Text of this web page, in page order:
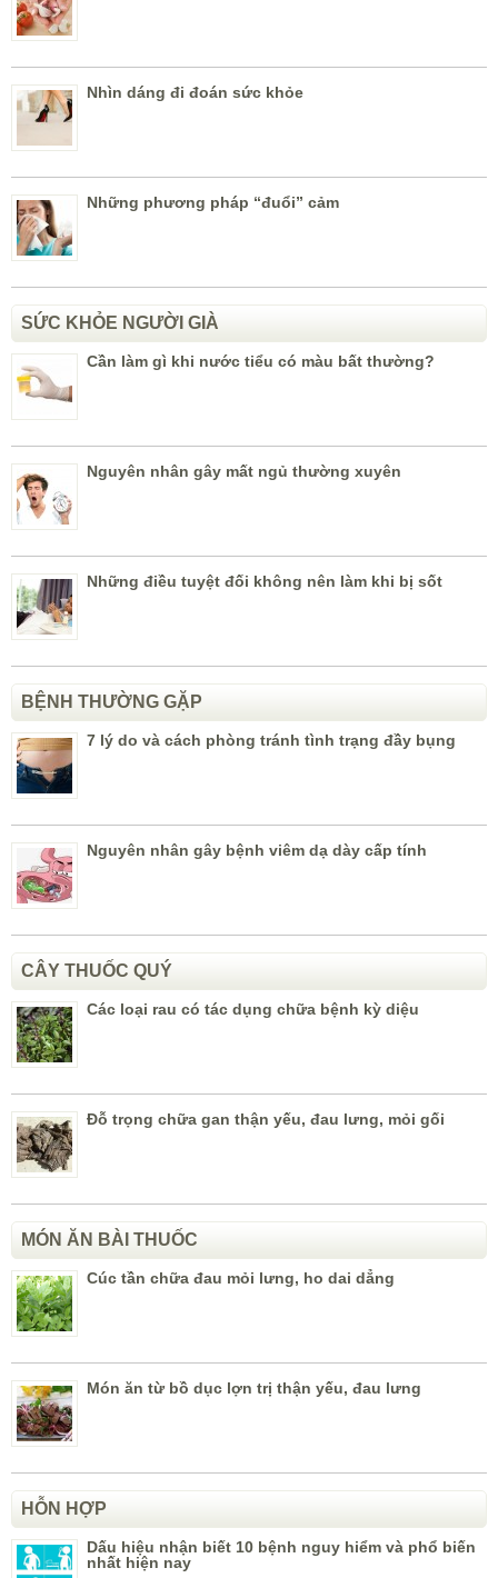
Nhìn dáng đi đoán sức khỏe
Những phương pháp “đuổi” cảm
SỨC KHỎE NGƯỜI GIÀ
Cần làm gì khi nước tiểu có màu bất thường?
Nguyên nhân gây mất ngủ thường xuyên
Những điều tuyệt đối không nên làm khi bị sốt
BỆNH THƯỜNG GẶP
7 lý do và cách phòng tránh tình trạng đầy bụng
Nguyên nhân gây bệnh viêm dạ dày cấp tính
CÂY THUỐC QUÝ
Các loại rau có tác dụng chữa bệnh kỳ diệu
Đỗ trọng chữa gan thận yếu, đau lưng, mỏi gối
MÓN ĂN BÀI THUỐC
Cúc tần chữa đau mỏi lưng, ho dai dẳng
Món ăn từ bồ dục lợn trị thận yếu, đau lưng
HỖN HỢP
Dấu hiệu nhận biết 10 bệnh nguy hiểm và phổ biến
nhất hiện nay